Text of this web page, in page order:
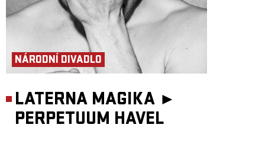
NÁRODNÍ DIVADLO
LATERNA MAGIKA ►
PERPETUUM HAVEL